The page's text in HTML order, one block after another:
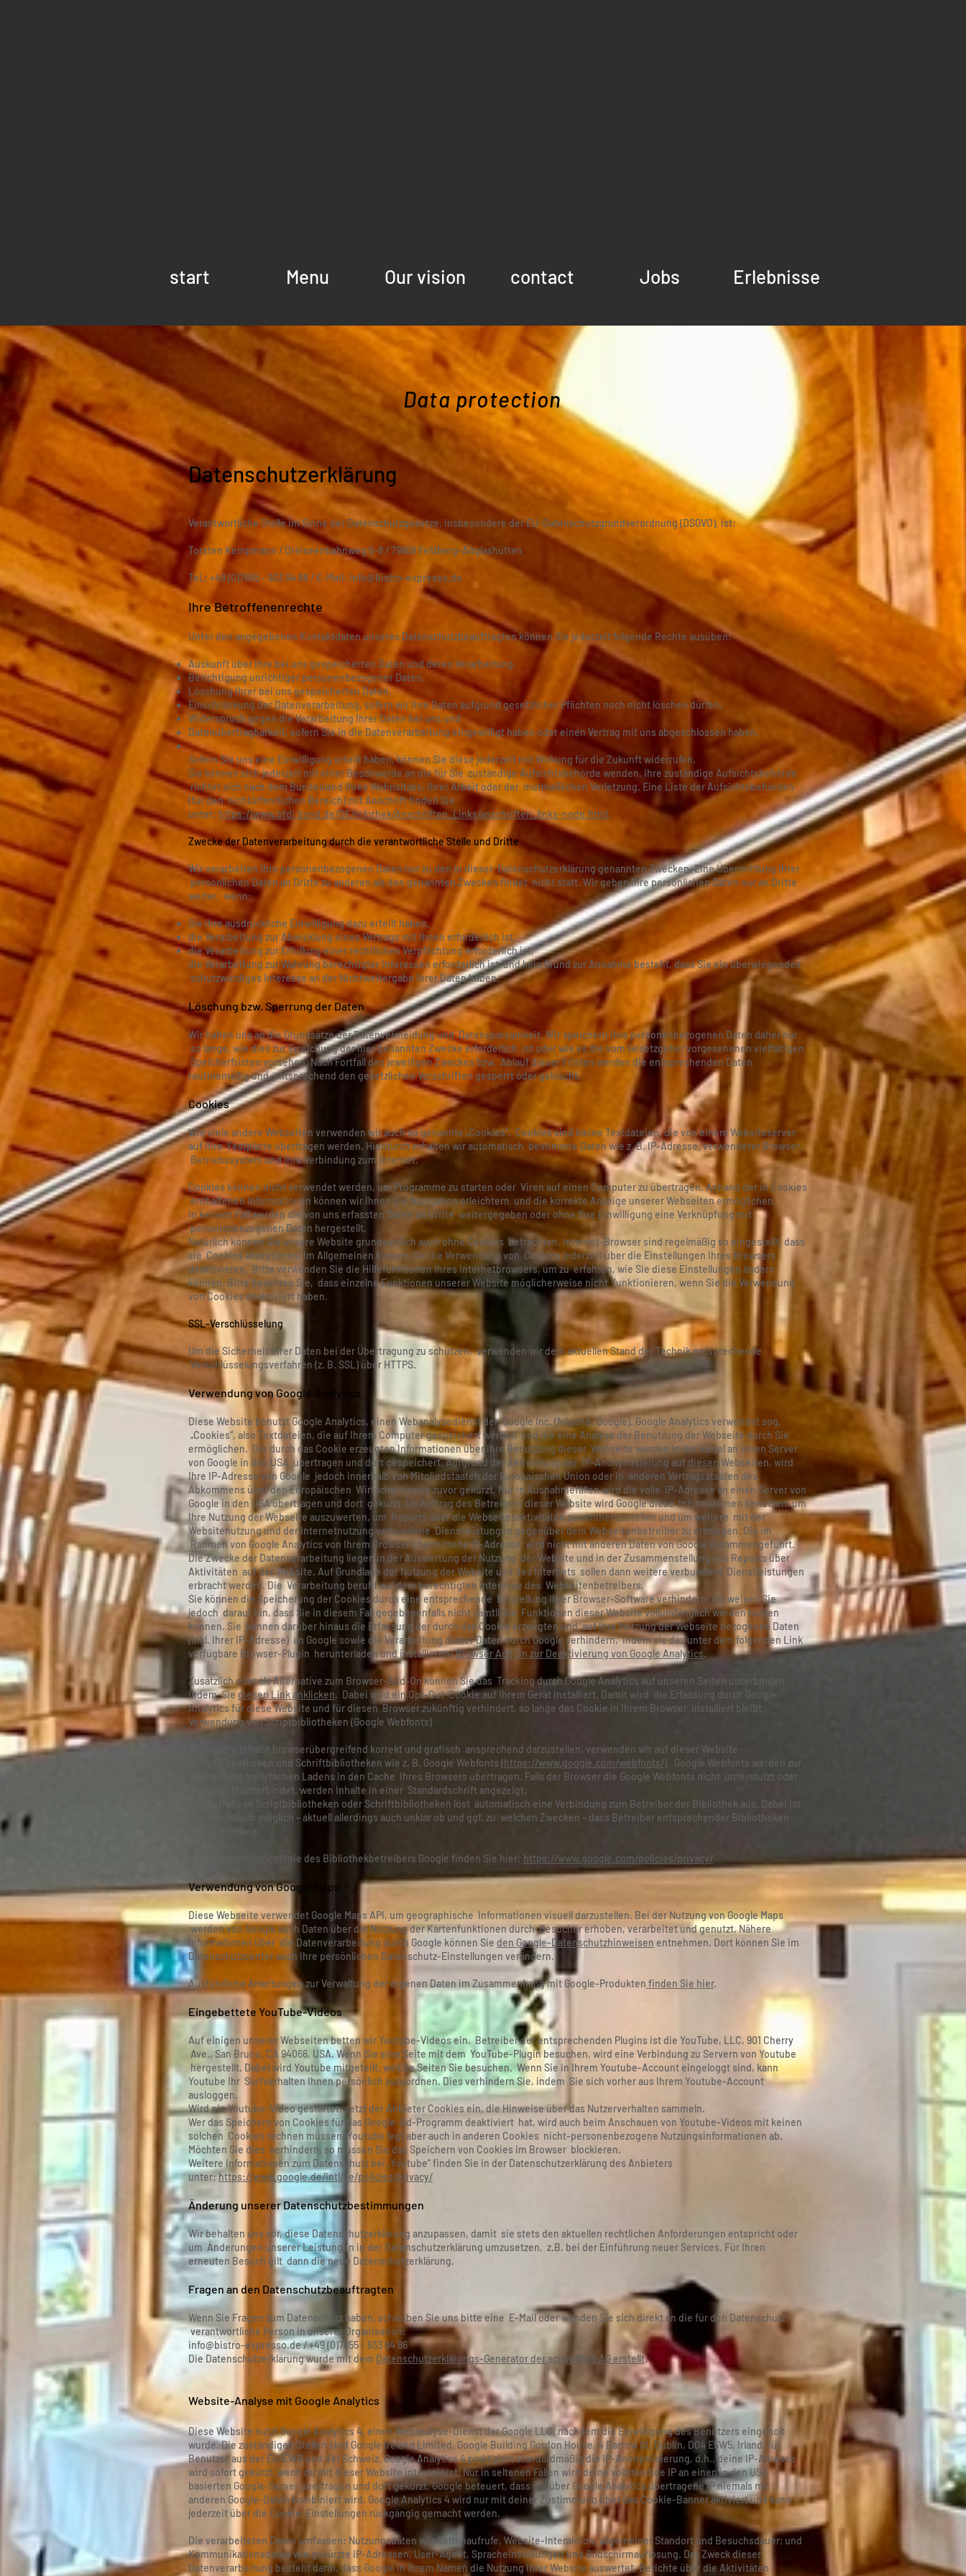
start Menu Our vision contact Jobs Erlebnisse
Data protection
Datenschutzerklärung
Verantwortliche Stelle im Sinne der Datenschutzgesetze, insbesondere der EU-Datenschutzgrundverordnung (DSGVO), ist:
Torsten Kempmann / Dreiseenbahnweg 6-8 / 79868 Feldberg-Altglashütten
Tel.: +49 (0)7655 - 933 94 86 / E-Mail: info@bistro-expresso.de
Ihre Betroffenenrechte
Unter den angegebenen Kontaktdaten unseres Datenschutzbeauftragten können Sie jederzeit folgende Rechte ausüben:
Auskunft über Ihre bei uns gespeicherten Daten und deren Verarbeitung,
Berichtigung unrichtiger personenbezogener Daten,
Löschung Ihrer bei uns gespeicherten Daten,
Einschränkung der Datenverarbeitung, sofern wir Ihre Daten aufgrund gesetzlicher Pflichten noch nicht löschen dürfen,
Widerspruch gegen die Verarbeitung Ihrer Daten bei uns und
Datenübertragbarkeit, sofern Sie in die Datenverarbeitung eingewilligt haben oder einen Vertrag mit uns abgeschlossen haben.
Sofern Sie uns eine Einwilligung erteilt haben, können Sie diese jederzeit mit Wirkung für die Zukunft widerrufen.
Sie können sich jederzeit mit einer Beschwerde an die für Sie zuständige Aufsichtsbehörde wenden. Ihre zuständige Aufsichtsbehörde
richtet sich nach dem Bundesland Ihres Wohnsitzes, Ihrer Arbeit oder der mutmaßlichen Verletzung. Eine Liste der Aufsichtsbehörden
(für den nichtöffentlichen Bereich) mit Anschrift finden Sie
unter: https://www.bfdi.bund.de/DE/Infothek/Anschriften_Links/anschriften_links-node.html.
Zwecke der Datenverarbeitung durch die verantwortliche Stelle und Dritte
Wir verarbeiten Ihre personenbezogenen Daten nur zu den in dieser Datenschutzerklärung genannten Zwecken. Eine Übermittlung Ihrer
persönlichen Daten an Dritte zu anderen als den genannten Zwecken findet nicht statt. Wir geben Ihre persönlichen Daten nur an Dritte
weiter, wenn:
Sie Ihre ausdrückliche Einwilligung dazu erteilt haben,
die Verarbeitung zur Abwicklung eines Vertrags mit Ihnen erforderlich ist,
die Verarbeitung zur Erfüllung einer rechtlichen Verpflichtung erforderlich ist,
die Verarbeitung zur Wahrung berechtigter Interessen erforderlich ist und kein Grund zur Annahme besteht, dass Sie ein überwiegendes
schutzwürdiges Interesse an der Nichtweitergabe Ihrer Daten haben.
Löschung bzw. Sperrung der Daten
Wir halten uns an die Grundsätze der Datenvermeidung und Datensparsamkeit. Wir speichern Ihre personenbezogenen Daten daher nur
so lange, wie dies zur Erreichung der hier genannten Zwecke erforderlich ist oder wie es die vom Gesetzgeber vorgesehenen vielfältigen
Speicherfristen vorsehen. Nach Fortfall des jeweiligen Zweckes bzw. Ablauf dieser Fristen werden die entsprechenden Daten
routinemäßig und entsprechend den gesetzlichen Vorschriften gesperrt oder gelöscht.
Cookies
Wie viele andere Webseiten verwenden wir auch so genannte „Cookies“. Cookies sind kleine Textdateien, die von einem Websiteserver
auf Ihre Festplatte übertragen werden. Hierdurch erhalten wir automatisch bestimmte Daten wie z. B. IP-Adresse, verwendeter Browser,
Betriebssystem und Ihre Verbindung zum Internet.
Cookies können nicht verwendet werden, um Programme zu starten oder Viren auf einen Computer zu übertragen. Anhand der in Cookies
enthaltenen Informationen können wir Ihnen die Navigation erleichtern und die korrekte Anzeige unserer Webseiten ermöglichen.
In keinem Fall werden die von uns erfassten Daten an Dritte weitergegeben oder ohne Ihre Einwilligung eine Verknüpfung mit
personenbezogenen Daten hergestellt.
Natürlich können Sie unsere Website grundsätzlich auch ohne Cookies betrachten. Internet-Browser sind regelmäßig so eingestellt, dass
sie Cookies akzeptieren. Im Allgemeinen können Sie die Verwendung von Cookies jederzeit über die Einstellungen Ihres Browsers
deaktivieren. Bitte verwenden Sie die Hilfefunktionen Ihres Internetbrowsers, um zu erfahren, wie Sie diese Einstellungen ändern
können. Bitte beachten Sie, dass einzelne Funktionen unserer Website möglicherweise nicht funktionieren, wenn Sie die Verwendung
von Cookies deaktiviert haben.
SSL-Verschlüsselung
Um die Sicherheit Ihrer Daten bei der Übertragung zu schützen, verwenden wir dem aktuellen Stand der Technik entsprechende
Verschlüsselungsverfahren (z. B. SSL) über HTTPS.
Verwendung von Google Analytics
Diese Website benutzt Google Analytics, einen Webanalysedienst der Google Inc. (folgend: Google). Google Analytics verwendet sog.
„Cookies“, also Textdateien, die auf Ihrem Computer gespeichert werden und die eine Analyse der Benutzung der Webseite durch Sie
ermöglichen. Die durch das Cookie erzeugten Informationen über Ihre Benutzung dieser Webseite werden in der Regel an einen Server
von Google in den USA übertragen und dort gespeichert. Aufgrund der Aktivierung der IP-Anonymisierung auf diesen Webseiten, wird
Ihre IP-Adresse von Google jedoch innerhalb von Mitgliedstaaten der Europäischen Union oder in anderen Vertragsstaaten des
Abkommens über den Europäischen Wirtschaftsraum zuvor gekürzt. Nur in Ausnahmefällen wird die volle IP-Adresse an einen Server von
Google in den USA übertragen und dort gekürzt. Im Auftrag des Betreibers dieser Website wird Google diese Informationen benutzen, um
Ihre Nutzung der Webseite auszuwerten, um Reports über die Webseitenaktivitäten zusammenzustellen und um weitere mit der
Websitenutzung und der Internetnutzung verbundene Dienstleistungen gegenüber dem Webseitenbetreiber zu erbringen. Die im
Rahmen von Google Analytics von Ihrem Browser übermittelte IP-Adresse wird nicht mit anderen Daten von Google zusammengeführt.
Die Zwecke der Datenverarbeitung liegen in der Auswertung der Nutzung der Website und in der Zusammenstellung von Reports über
Aktivitäten auf der Website. Auf Grundlage der Nutzung der Website und des Internets sollen dann weitere verbundene Dienstleistungen
erbracht werden. Die Verarbeitung beruht auf dem berechtigten Interesse des Webseitenbetreibers.
Sie können die Speicherung der Cookies durch eine entsprechende Einstellung Ihrer Browser-Software verhindern; wir weisen Sie
jedoch darauf hin, dass Sie in diesem Fall gegebenenfalls nicht sämtliche Funktionen dieser Website vollumfänglich werden nutzen
können. Sie können darüber hinaus die Erfassung der durch das Cookie erzeugten und auf Ihre Nutzung der Webseite bezogenen Daten
(inkl. Ihrer IP-Adresse) an Google sowie die Verarbeitung dieser Daten durch Google verhindern, indem sie das unter dem folgenden Link
verfügbare Browser-Plugin herunterladen und installieren:Browser Add On zur Deaktivierung von Google Analytics.
Zusätzlich oder als Alternative zum Browser-Add-On können Sie das Tracking durch Google Analytics auf unseren Seiten unterbinden,
indem Sie diesen Link anklicken. Dabei wird ein Opt-Out-Cookie auf Ihrem Gerät installiert. Damit wird die Erfassung durch Google
Analytics für diese Website und für diesen Browser zukünftig verhindert, so lange das Cookie in Ihrem Browser installiert bleibt.
Verwendung von Scriptbibliotheken (Google Webfonts)
Um unsere Inhalte browserübergreifend korrekt und grafisch ansprechend darzustellen, verwenden wir auf dieser Website
Scriptbibliotheken und Schriftbibliotheken wie z. B. Google Webfonts (https://www.google.com/webfonts/). Google Webfonts werden zur
Vermeidung mehrfachen Ladens in den Cache Ihres Browsers übertragen. Falls der Browser die Google Webfonts nicht unterstützt oder
den Zugriff unterbindet, werden Inhalte in einer Standardschrift angezeigt.
Der Aufruf von Scriptbibliotheken oder Schriftbibliotheken löst automatisch eine Verbindung zum Betreiber der Bibliothek aus. Dabei ist
es theoretisch möglich – aktuell allerdings auch unklar ob und ggf. zu welchen Zwecken – dass Betreiber entsprechender Bibliotheken
Daten erheben.
Die Datenschutzrichtlinie des Bibliothekbetreibers Google finden Sie hier: https://www.google.com/policies/privacy/
Verwendung von Google Maps
Diese Webseite verwendet Google Maps API, um geographische Informationen visuell darzustellen. Bei der Nutzung von Google Maps
werden von Google auch Daten über die Nutzung der Kartenfunktionen durch Besucher erhoben, verarbeitet und genutzt. Nähere
Informationen über die Datenverarbeitung durch Google können Sie den Google-Datenschutzhinweisen entnehmen. Dort können Sie im
Datenschutzcenter auch Ihre persönlichen Datenschutz-Einstellungen verändern.
Ausführliche Anleitungen zur Verwaltung der eigenen Daten im Zusammenhang mit Google-Produkten finden Sie hier.
Eingebettete YouTube-Videos
Auf einigen unserer Webseiten betten wir Youtube-Videos ein. Betreiber der entsprechenden Plugins ist die YouTube, LLC, 901 Cherry
Ave., San Bruno, CA 94066, USA. Wenn Sie eine Seite mit dem YouTube-Plugin besuchen, wird eine Verbindung zu Servern von Youtube
hergestellt. Dabei wird Youtube mitgeteilt, welche Seiten Sie besuchen. Wenn Sie in Ihrem Youtube-Account eingeloggt sind, kann
Youtube Ihr Surfverhalten Ihnen persönlich zuzuordnen. Dies verhindern Sie, indem Sie sich vorher aus Ihrem Youtube-Account
ausloggen.
Wird ein Youtube-Video gestartet, setzt der Anbieter Cookies ein, die Hinweise über das Nutzerverhalten sammeln.
Wer das Speichern von Cookies für das Google-Ad-Programm deaktiviert hat, wird auch beim Anschauen von Youtube-Videos mit keinen
solchen Cookies rechnen müssen. Youtube legt aber auch in anderen Cookies nicht-personenbezogene Nutzungsinformationen ab.
Möchten Sie dies verhindern, so müssen Sie das Speichern von Cookies im Browser blockieren.
Weitere Informationen zum Datenschutz bei „Youtube“ finden Sie in der Datenschutzerklärung des Anbieters
unter:https://www.google.de/intl/de/policies/privacy/
Änderung unserer Datenschutzbestimmungen
Wir behalten uns vor, diese Datenschutzerklärung anzupassen, damit sie stets den aktuellen rechtlichen Anforderungen entspricht oder
um Änderungen unserer Leistungen in der Datenschutzerklärung umzusetzen, z.B. bei der Einführung neuer Services. Für Ihren
erneuten Besuch gilt dann die neue Datenschutzerklärung.
Fragen an den Datenschutzbeauftragten
Wenn Sie Fragen zum Datenschutz haben, schreiben Sie uns bitte eine E-Mail oder wenden Sie sich direkt an die für den Datenschutz
verantwortliche Person in unserer Organisation:
info@bistro-expresso.de/ +49 (0)7655 - 933 94 86
Die Datenschutzerklärung wurde mit dem Datenschutzerklärungs-Generator der activeMind AG erstellt.
Website-Analyse mit Google Analytics
Diese Website nutzt Google Analytics 4, einen Webanalyse-Dienst der Google LLC, nachdem die Einwilligung des Benutzers eingeholt
wurde. Die zuständigen Stellen sind Google Ireland Limited, Google Building Gordon House, 4 Barrow St, Dublin, D04 E5W5, Irland, für
Benutzer aus der EU/EWR und der Schweiz. Google Analytics 4 praktiziert standardmäßig die IP-Anonymisierung, d.h., deine IP-Adresse
wird sofort gekürzt, wenn du mit dieser Website interagierst. Nur in seltenen Fällen wird deine vollständige IP an einen in den USA
basierten Google-Server übertragen und dort gekürzt. Google beteuert, dass die über Google Analytics übertragene IP niemals mit
anderen Google-Daten kombiniert wird. Google Analytics 4 wird nur mit deiner Zustimmung über das Cookie-Banner aktiviert und kann
jederzeit über die Cookie-Einstellungen rückgängig gemacht werden.
Die verarbeiteten Daten umfassen: Nutzungsdaten wie Seitenaufrufe, Website-Interaktion, allgemeiner Standort und Besuchsdauer; und
Kommunikationsdaten wie gekürzte IP-Adressen, User-Agent, Spracheinstellungen und Bildschirmauflösung. Der Zweck dieser
Datenverarbeitung besteht darin, dass Google in Ihrem Namen die Nutzung Ihrer Website auswertet, Berichte über die Aktivitäten